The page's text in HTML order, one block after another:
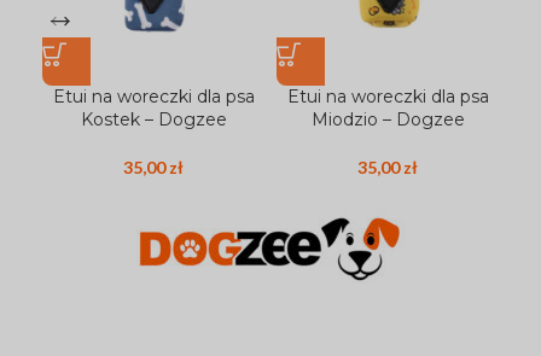
Etui na woreczki dla psa
Kostek – Dogzee
35,00zł
Etui na woreczki dla psa
Miodzio – Dogzee
35,00zł